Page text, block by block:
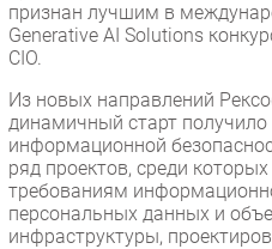
признан лучшим в
Generative AI Solutions
CIO.
Из новых направлений
динамичный старт получило
информационной
ряд проектов, среди
требованиям
персональных данных и
инфраструктуры,